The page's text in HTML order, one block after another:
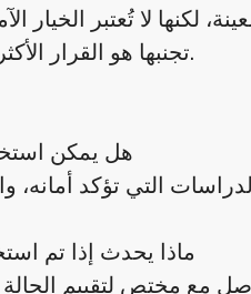
لكنها لا تُعتبر الخيار
تجنبها هو القرار الأكثر حكمة في معظم الحالات.
هل يمكن
ماذا يحدث إذا تم